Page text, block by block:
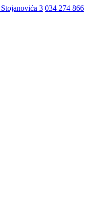
3 034 274 866